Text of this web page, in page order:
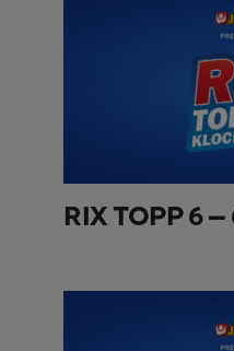
RIX TOPP 6 –